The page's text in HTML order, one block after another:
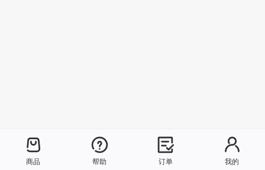
商品 帮助 订单 我的